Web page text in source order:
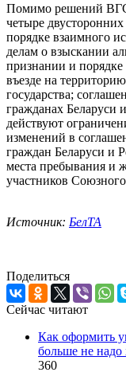
Помимо решений
четыре
порядке взаимного
делам о взыскании
признании и
въезде на
государства;
гражданах Беларуси
действуют
изменений в
граждан Беларуси и
места пребывания и
участников Союзного
Источник: БелТА
Поделиться
Сейчас читают
Как оформить
больше не надо
360